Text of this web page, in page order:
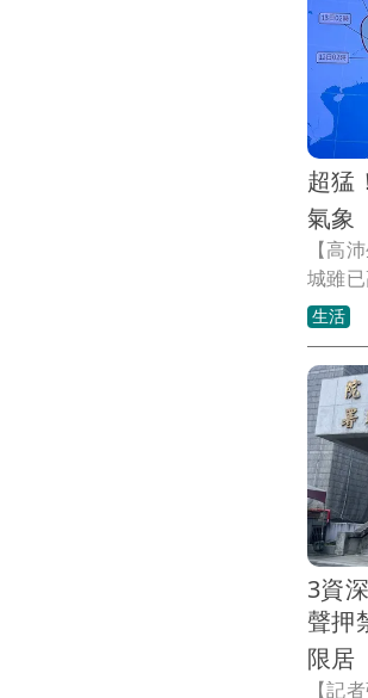
超猛
氣象
【高
城雖
近期
頻道
李富
症，
習，
生活
3資
聲押
限居
【記